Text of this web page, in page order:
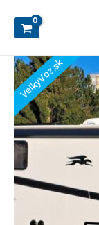
VelkyVoz.sk